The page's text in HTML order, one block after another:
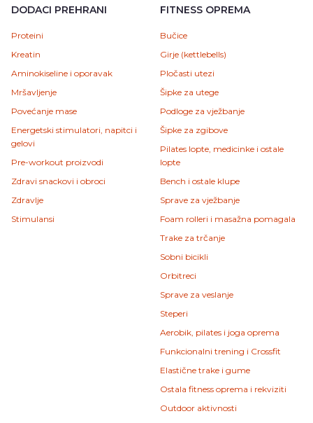
DODACI PREHRANI
Proteini
Kreatin
Aminokiseline i oporavak
Mršavljenje
Povećanje mase
Energetski stimulatori, napitci i
gelovi
Pre-workout proizvodi
Zdravi snackovi i obroci
Zdravlje
Stimulansi
FITNESS OPREMA
Bučice
Girje (kettlebells)
Pločasti utezi
Šipke za utege
Podloge za vježbanje
Šipke za zgibove
Pilates lopte, medicinke i ostale
lopte
Bench i ostale klupe
Sprave za vježbanje
Foam rolleri i masažna pomagala
Trake za trčanje
Sobni bicikli
Orbitreci
Sprave za veslanje
Steperi
Aerobik, pilates i joga oprema
Funkcionalni trening i Crossfit
Elastične trake i gume
Ostala fitness oprema i rekviziti
Outdoor aktivnosti